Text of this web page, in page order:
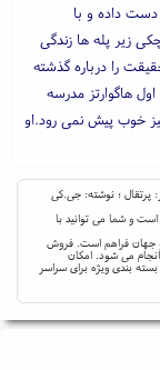
دست داده و با
زیر پله ها زندگی
را درباره گذشته
هاگوارتز مدرسه
خوب پیش نمی رود.او
پرتقال ؛ نوشته: جی.کی
و شما می توانید با
و جهان فراهم است. فروش
می شود. امکان
بندی ویژه برای سراسر